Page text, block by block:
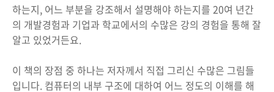
하는지, 어느 부분을 강조해서 설명해야 하는지를 20여 년간
의 개발경험과 기업과 학교에서의 수많은 강의 경험을 통해 잘
알고 있었거든요.
이 책의 장점 중 하나는 저자께서 직접 그리신 수많은 그림들
입니다. 컴퓨터의 내부 구조에 대하여 어느 정도의 이해를 해